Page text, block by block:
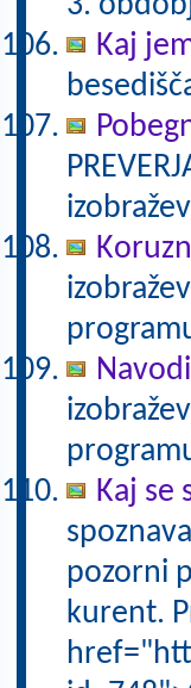
Kaj
Kaj se
pozorni
kurent.